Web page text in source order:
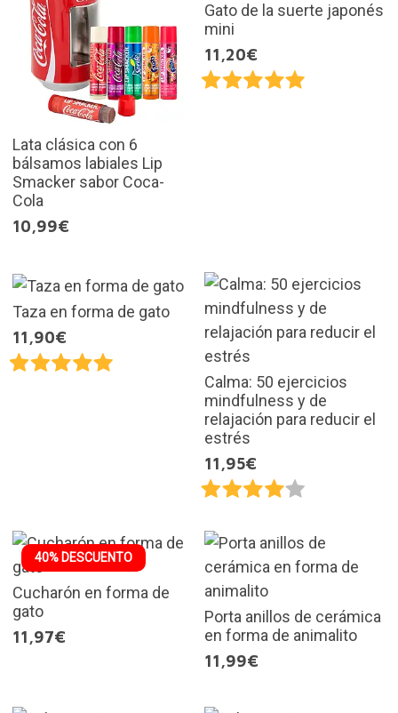
Lata clásica con 6
bálsamos labiales Lip
Smacker sabor Coca-
Cola
10,99€
Gato de la suerte japonés
mini
11,20€
Taza en forma de gato
11,90€
Calma: 50 ejercicios
mindfulness y de
relajación para reducir el
estrés
11,95€
40% DESCUENTO
Cucharón en forma de
gato
11,97€
Porta anillos de cerámica
en forma de animalito
11,99€